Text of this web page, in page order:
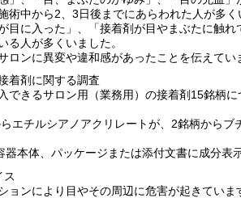
術中から2、3日後までにあらわれた人が多く
目に入った」、「接着剤が目やまぶたに触
る人が多くいました。
ロンに異変や違和感があったことを伝えてい
着剤に関する調査
できるサロン用（業務用）の接着剤15銘柄
エチルシアノアクリレートが、2銘柄から
器本体、パッケージまたは添付文書に成分表
ス
ョンにより目やその周辺に危害が起きてい